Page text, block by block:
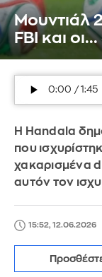
Μουντιάλ
FBI και
Η Handala
που
χακαρισμένα
αυτόν τον
15:52, 12.06.2026